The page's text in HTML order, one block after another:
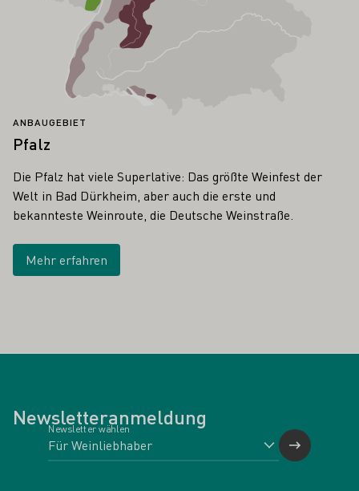
ANBAUGEBIET
Pfalz
Die Pfalz hat viele Superlative: Das größte Weinfest der
Welt in Bad Dürkheim, aber auch die erste und
bekannteste Weinroute, die Deutsche Weinstraße.
Mehr erfahren
Newsletteranmeldung
Newsletter wählen